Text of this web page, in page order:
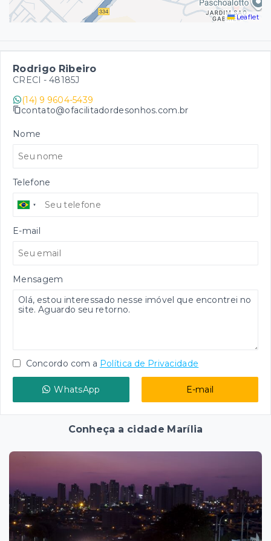
Leaflet
Rodrigo Ribeiro
CRECI - 48185J
(14) 9 9604-5439
contato@ofacilitadordesonhos.com.br
Nome
Telefone
E-mail
Mensagem
Concordo com a Política de Privacidade
WhatsApp E-mail
Conheça a cidade Marília